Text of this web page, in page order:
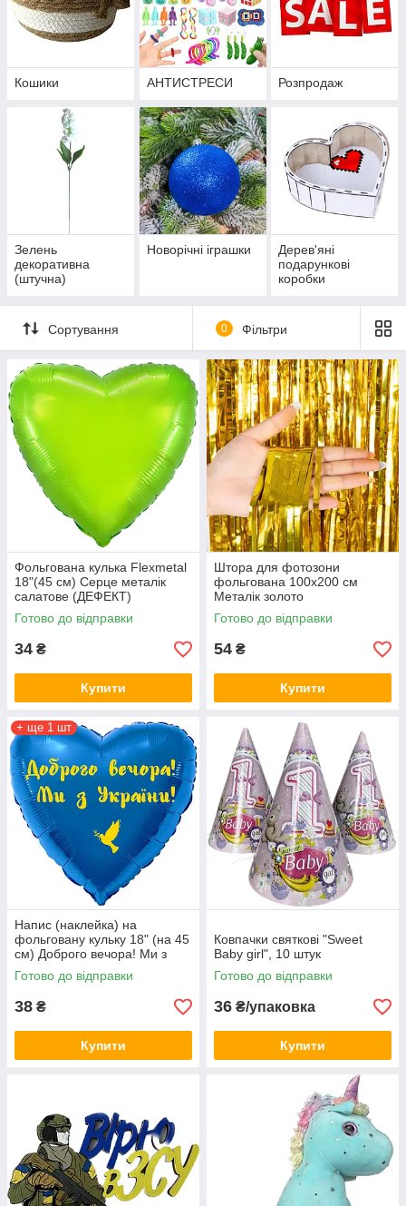
Кошики АНТИСТРЕСИ Розпродаж
Зелень
декоративна
(штучна)
Новорічні іграшки
Дерев'яні
подарункові
коробки
Сортування 0 Фільтри
Фольгована кулька Flexmetal
18"(45 см) Серце металік
салатове (ДЕФЕКТ)
Готово до відправки
34 ₴
Купити
Штора для фотозони
фольгована 100х200 см
Металік золото
Готово до відправки
54 ₴
Купити
+ ще 1 шт
Напис (наклейка) на
фольговану кульку 18" (на 45
см) Доброго вечора! Ми з
України! (будь-який колір)
Готово до відправки
38 ₴
Купити
Ковпачки святкові "Sweet
Baby girl", 10 штук
Готово до відправки
36 ₴/упаковка
Купити